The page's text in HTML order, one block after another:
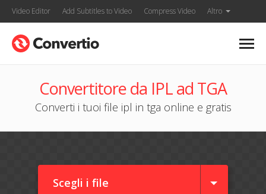
Video Editor Add Subtitles to Video Compress Video Altro
Convertitore da IPL ad TGA
Converti i tuoi file ipl in tga online e gratis
Scegli i file